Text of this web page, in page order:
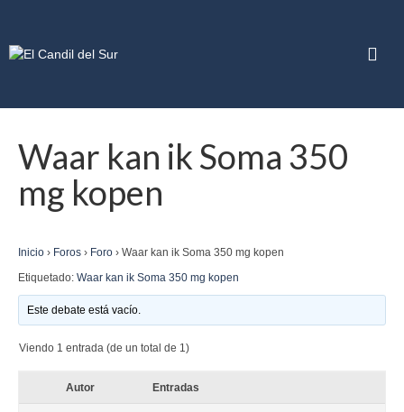
Waar kan ik Soma 350
mg kopen
Inicio › Foros › Foro › Waar kan ik Soma 350 mg kopen
Etiquetado: Waar kan ik Soma 350 mg kopen
Este debate está vacío.
Viendo 1 entrada (de un total de 1)
Autor Entradas